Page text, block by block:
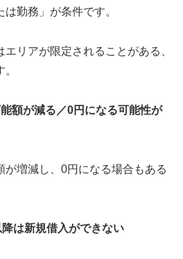
は勤務」が条件です。
リアが限定されることがある、
額が減る／0円になる可能性が
が増減し、0円になる場合もある
は新規借入ができない